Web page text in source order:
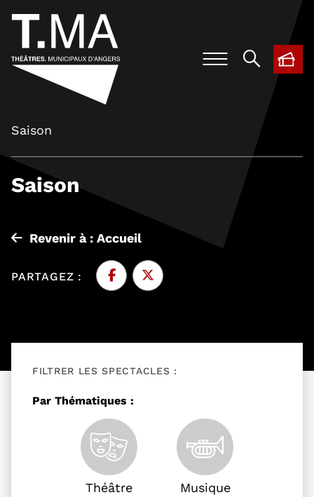
,
Saison
Saison
Revenir à : Accueil
PARTAGEZ :
FILTRER LES SPECTACLES :
Filtrer les événements
Par Thématiques :
Théâtre Musique